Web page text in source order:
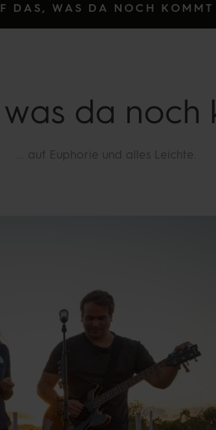
DAS, WAS DA NOCH
da noch
... auf Euphorie und alles Leichte.